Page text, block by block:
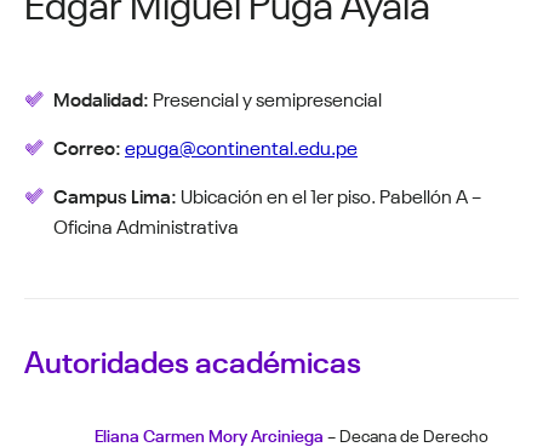
Modalidad: Presencial y semipresencial
Correo:epuga@continental.edu.pe
Campus Lima: Ubicación en el 1er piso. Pabellón A –
Oficina Administrativa
Autoridades académicas
Eliana Carmen Mory Arciniega – Decana de Derecho